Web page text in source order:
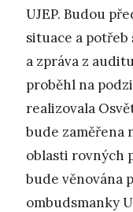
UJEP. Budou
situace a
a zpráva z
proběhl na
realizovala
bude zaměřena
oblasti rovných
bude věnována
ombudsmanky